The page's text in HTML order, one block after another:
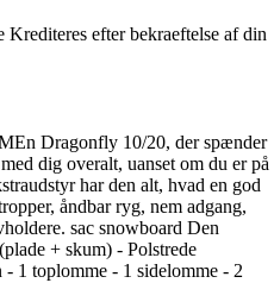
Krediteres efter bekraeftelse af din
Dragonfly 10/20, der spænder
dig overalt, uanset om du er på
har den alt, hvad en god
åndbar ryg, nem adgang,
sac snowboard Den
+ skum) - Polstrede
1 toplomme - 1 sidelomme - 2